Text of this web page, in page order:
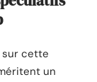
sur cette
un